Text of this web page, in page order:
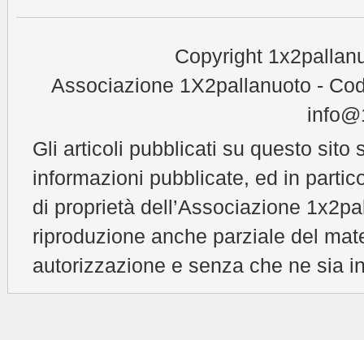
Copyright
Associazione 1X2pallanuoto -
Gli articoli pubblicati su questo sito
informazioni pubblicate, ed in
di proprietà dell’Associazione
riproduzione anche parziale del
autorizzazione e senza che ne sia